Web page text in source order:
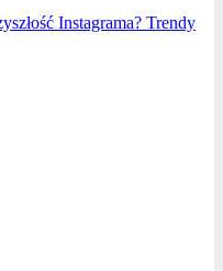
Instagrama? Trendy